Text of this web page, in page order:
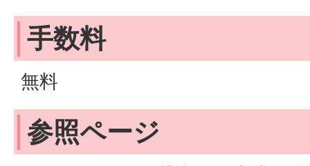
手数料
無料
参照ページ